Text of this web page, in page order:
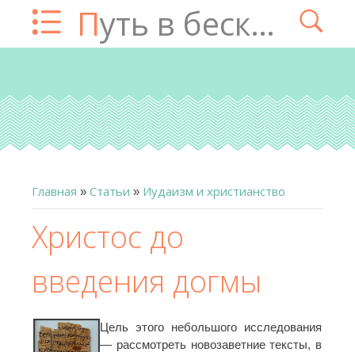
Путь в бесконечность
Главная » Статьи » Иудаизм и христианство
Христос до
введения догмы
Цель этого небольшого исследования
— рассмотреть новозаветние тексты, в